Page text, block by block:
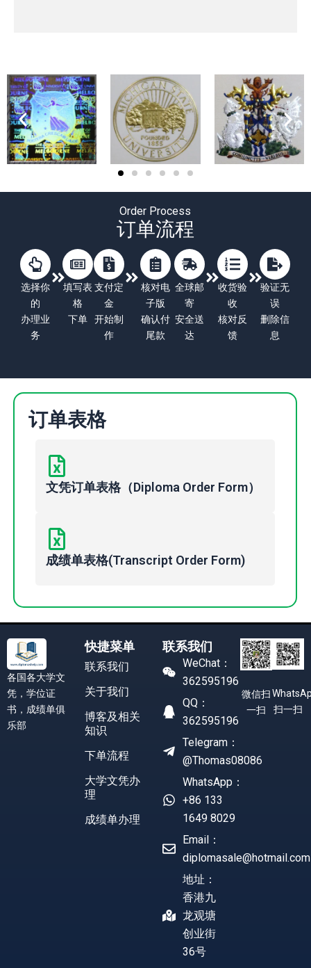
Order Process
订单流程
选择你
的
办理业
务
填写表
格
下单
支付定
金
开始制
作
核对电
子版
确认付
尾款
全球邮
寄
安全送
达
收货验
收
核对反
馈
验证无
误
删除信
息
订单表格
文凭订单表格（Diploma Order Form）
成绩单表格(Transcript Order Form)
各国各大学文
凭，学位证
书，成绩单俱
乐部
快捷菜单
联系我们
关于我们
博客及相关
知识
下单流程
大学文凭办
理
成绩单办理
联系我们
WeChat：
362595196
QQ：
362595196
Telegram：
@Thomas08086
WhatsApp：
+86 133
1649 8029
Email：
diplomasale@hotmail.com
地址：
香港九
龙观塘
创业街
36号
微信扫
一扫
扫一扫